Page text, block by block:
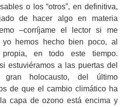
o los “otros”, en definitiva,
de hacer algo en materia
–corríjame el lector si me
hemos hecho bien poco, al
en todo este tiempo.
estuviéramos a las puertas del
holocausto, del último
de que el cambio climático ha
capa de ozono está encima y